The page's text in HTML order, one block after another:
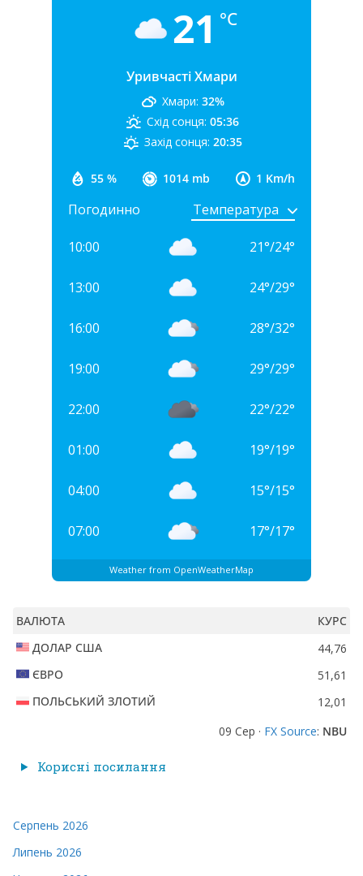
21 °C
Уривчасті Хмари
55 % 1014 mb 1 Km/h
Хмари: 32%
Схід сонця: 05:36
Захід сонця: 20:35
Погодинно
10:00 21°/24°
13:00 24°/29°
16:00 28°/32°
19:00 29°/29°
22:00 22°/22°
01:00 19°/19°
04:00 15°/15°
07:00 17°/17°
Weather from OpenWeatherMap
ВАЛЮТА
КУРС
ДОЛАР США
44,76
ЄВРО
51,61
ПОЛЬСЬКИЙ ЗЛОТИЙ
12,01
09 Сер · FX Source: NBU
Корисні посилання
Серпень 2026
Липень 2026